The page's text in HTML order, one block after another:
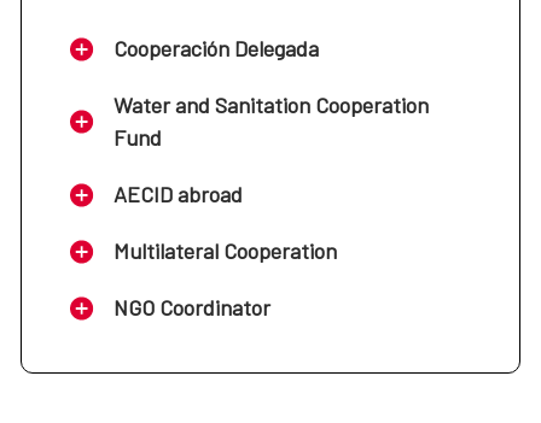
Cooperación Delegada
Water and Sanitation Cooperation
Fund
AECID abroad
Multilateral Cooperation
NGO Coordinator